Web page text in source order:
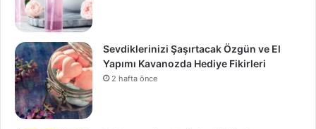
Sevdiklerinizi Şaşırtacak Özgün ve El
Yapımı Kavanozda Hediye Fikirleri
2 hafta önce